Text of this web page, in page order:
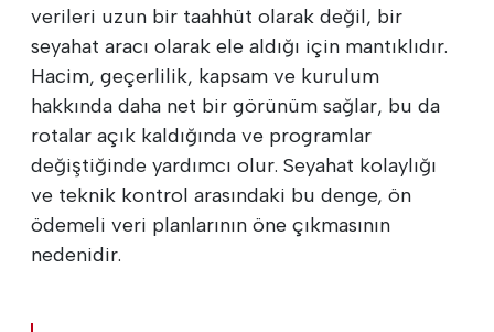
verileri uzun bir taahhüt olarak değil, bir
seyahat aracı olarak ele aldığı için mantıklıdır.
Hacim, geçerlilik, kapsam ve kurulum
hakkında daha net bir görünüm sağlar, bu da
rotalar açık kaldığında ve programlar
değiştiğinde yardımcı olur. Seyahat kolaylığı
ve teknik kontrol arasındaki bu denge, ön
ödemeli veri planlarının öne çıkmasının
nedenidir.